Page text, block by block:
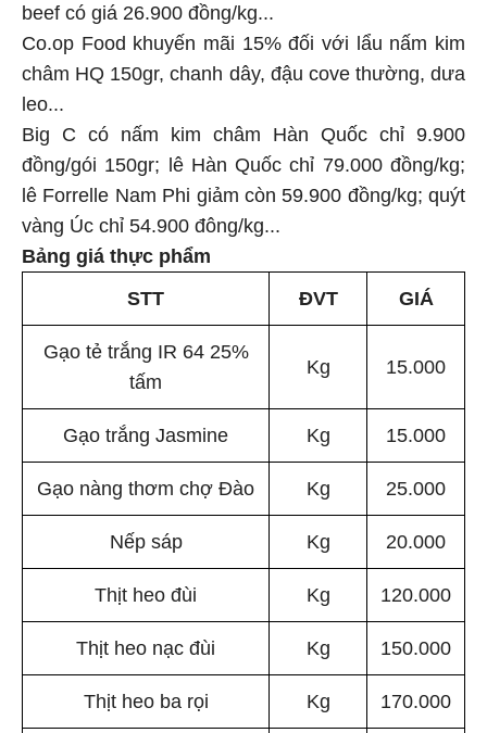
beef có giá 26.900 đồng/kg...
Co.op Food khuyến mãi 15% đối với lẩu nấm kim
châm HQ 150gr, chanh dây, đậu cove thường, dưa
leo...
Big C có nấm kim châm Hàn Quốc chỉ 9.900
đồng/gói 150gr; lê Hàn Quốc chỉ 79.000 đồng/kg;
lê Forrelle Nam Phi giảm còn 59.900 đồng/kg; quýt
vàng Úc chỉ 54.900 đông/kg...
Bảng giá thực phẩm
STT
ĐVT GIÁ
Gạo tẻ trắng IR 64 25%
tấm
Kg 15.000
Gạo trắng Jasmine Kg 15.000
Gạo nàng thơm chợ Đào Kg 25.000
Nếp sáp Kg 20.000
Thịt heo đùi Kg 120.000
Thịt heo nạc đùi Kg 150.000
Thịt heo ba rọi Kg 170.000